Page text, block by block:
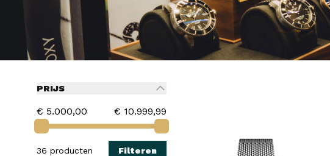
PRIJS
€ 5.000,00 € 10.999,99
36 producten Filteren